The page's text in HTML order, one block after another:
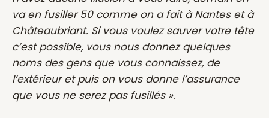
va en fusiller 50 comme on a fait à Nantes et à
Châteaubriant. Si vous voulez sauver votre tête
c’est possible, vous nous donnez quelques
noms des gens que vous connaissez, de
l’extérieur et puis on vous donne l’assurance
que vous ne serez pas fusillés ».